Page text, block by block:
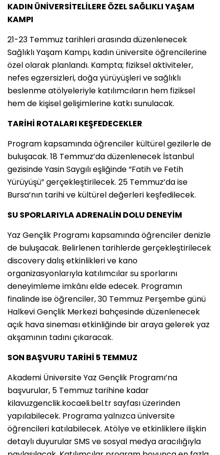
KADIN ÜNİVERSİTELİLERE ÖZEL SAĞLIKLI YAŞAM
KAMPI
21-23 Temmuz tarihleri arasında düzenlenecek
Sağlıklı Yaşam Kampı, kadın üniversite öğrencilerine
özel olarak planlandı. Kampta; fiziksel aktiviteler,
nefes egzersizleri, doğa yürüyüşleri ve sağlıklı
beslenme atölyeleriyle katılımcıların hem fiziksel
hem de kişisel gelişimlerine katkı sunulacak.
TARİHİ ROTALARI KEŞFEDECEKLER
Program kapsamında öğrenciler kültürel gezilerle de
buluşacak. 18 Temmuz’da düzenlenecek İstanbul
gezisinde Yasin Saygılı eşliğinde “Fatih ve Fetih
Yürüyüşü” gerçekleştirilecek. 25 Temmuz’da ise
Bursa’nın tarihi ve kültürel değerleri keşfedilecek.
SU SPORLARIYLA ADRENALİN DOLU DENEYİM
Yaz Gençlik Programı kapsamında öğrenciler denizle
de buluşacak. Belirlenen tarihlerde gerçekleştirilecek
discovery dalış etkinlikleri ve kano
organizasyonlarıyla katılımcılar su sporlarını
deneyimleme imkânı elde edecek. Programın
finalinde ise öğrenciler, 30 Temmuz Perşembe günü
Halkevi Gençlik Merkezi bahçesinde düzenlenecek
açık hava sineması etkinliğinde bir araya gelerek yaz
akşamının tadını çıkaracak.
SON BAŞVURU TARİHİ 5 TEMMUZ
Akademi Üniversite Yaz Gençlik Programı’na
başvurular, 5 Temmuz tarihine kadar
kilavuzgenclik.kocaeli.bel.tr sayfası üzerinden
yapılabilecek. Programa yalnızca üniversite
öğrencileri katılabilecek. Atölye ve etkinliklere ilişkin
detaylı duyurular SMS ve sosyal medya aracılığıyla